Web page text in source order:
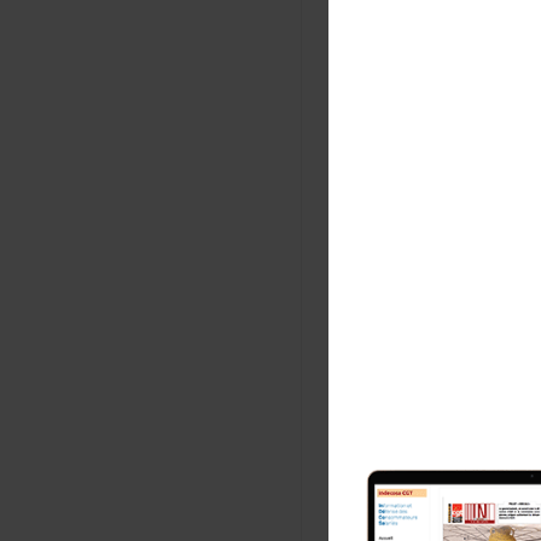
sécurité
bonnement
En outre,
«Diluer les
un prix à la